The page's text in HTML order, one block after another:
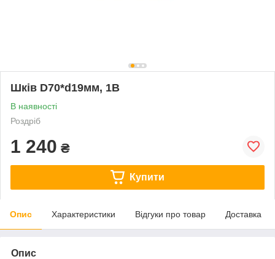
Шків D70*d19мм, 1B
В наявності
Роздріб
1 240 ₴
Купити
Опис Характеристики Відгуки про товар Доставка
Опис